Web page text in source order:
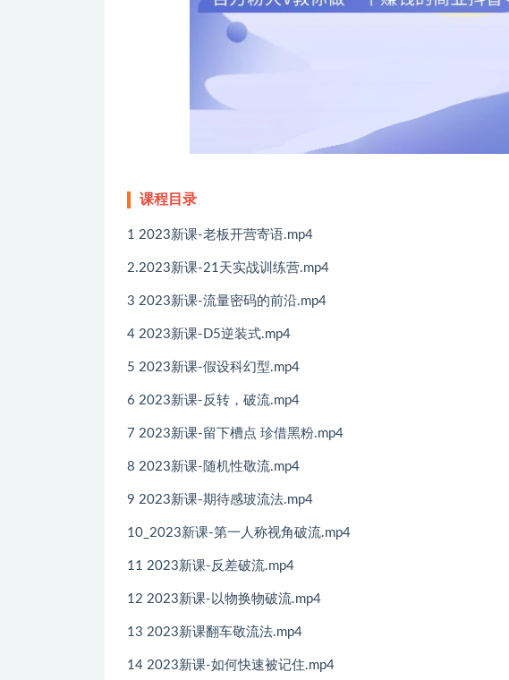
课程目录
1 2023新课-老板开营寄语.mp4
2.2023新课-21天实战训练营.mp4
3 2023新课-流量密码的前沿.mp4
4 2023新课-D5逆装式.mp4
5 2023新课-假设科幻型.mp4
6 2023新课-反转，破流.mp4
7 2023新课-留下槽点 珍借黑粉.mp4
8 2023新课-随机性敬流.mp4
9 2023新课-期待感玻流法.mp4
10_2023新课-第一人称视角破流.mp4
11 2023新课-反差破流.mp4
12 2023新课-以物换物破流.mp4
13 2023新课翻车敬流法.mp4
14 2023新课-如何快速被记住.mp4